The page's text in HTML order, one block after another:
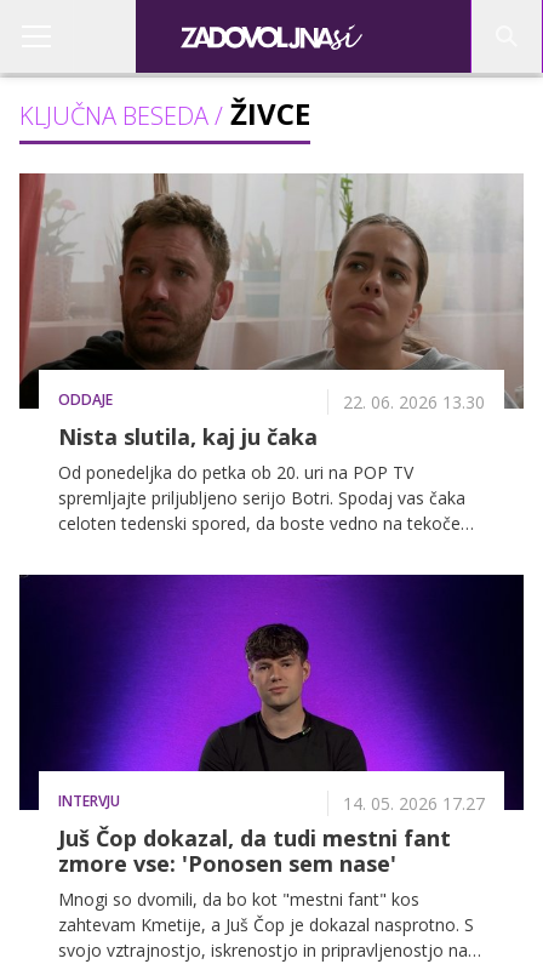
KLJUČNA BESEDA / ŽIVCE
ODDAJE 22. 06. 2026 13.30
Nista slutila, kaj ju čaka
Od ponedeljka do petka ob 20. uri na POP TV
spremljajte priljubljeno serijo Botri. Spodaj vas čaka
celoten tedenski spored, da boste vedno na tekočem
INTERVJU 14. 05. 2026 17.27
Juš Čop dokazal, da tudi mestni fant
zmore vse: 'Ponosen sem nase'
Mnogi so dvomili, da bo kot "mestni fant" kos
zahtevam Kmetije, a Juš Čop je dokazal nasprotno. S
svojo vztrajnostjo, iskrenostjo in pripravljenostjo na